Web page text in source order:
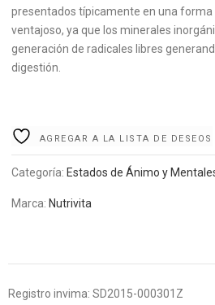
presentados típicamente en una forma
ventajoso, ya que los minerales
generación de radicales libres
digestión.
AGREGAR A LA LISTA DE DESEOS
Categoría: Estados de Ánimo y
Marca: Nutrivita
Registro invima: SD2015-000301Z